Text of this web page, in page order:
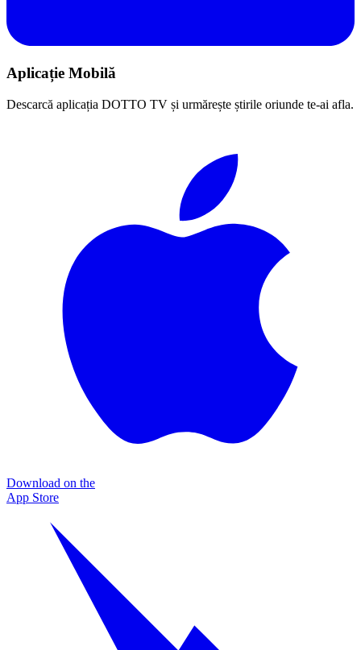
Aplicație Mobilă
Descarcă aplicația DOTTO TV și urmărește știrile oriunde te-ai afla.
Download on the
App Store